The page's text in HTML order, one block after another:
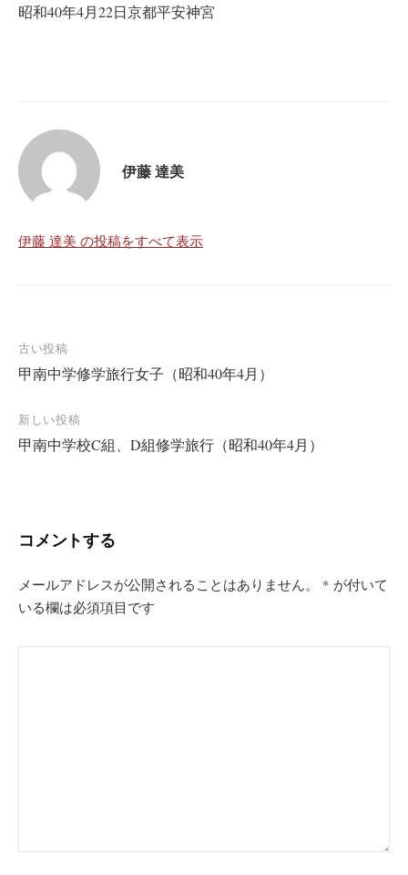
昭和40年4月22日京都平安神宮
伊藤 達美
伊藤 達美 の投稿をすべて表示
稿
ナ
ー
シ
ョ
ン
古い投稿
甲南中学修学旅行女子（昭和40年4月）
新しい投稿
甲南中学校C組、D組修学旅行（昭和40年4月）
コメントする
メールアドレスが公開されることはありません。 * が付いて
いる欄は必須項目です